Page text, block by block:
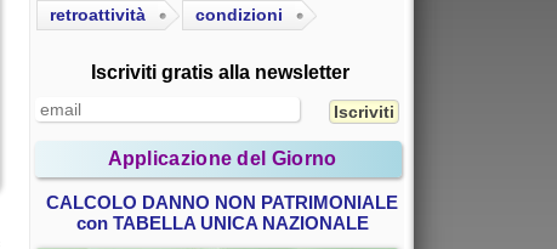
retroattività
condizioni
Iscriviti gratis alla newsletter
Applicazione del Giorno
CALCOLO DANNO NON PATRIMONIALE
con TABELLA UNICA NAZIONALE